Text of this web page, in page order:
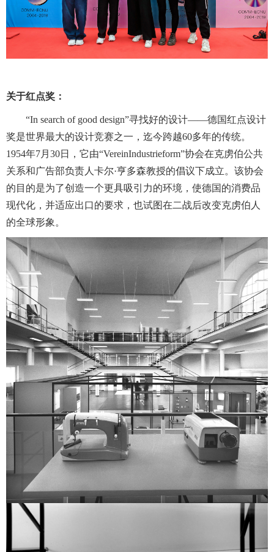
关于红点奖：
“In search of good design”寻找好的设计——德国红点设计
奖是世界最大的设计竞赛之一，迄今跨越60多年的传统。
1954年7月30日，它由“VereinIndustrieform”协会在克虏伯公共
关系和广告部负责人卡尔·亨多森教授的倡议下成立。该协会
的目的是为了创造一个更具吸引力的环境，使德国的消费品
现代化，并适应出口的要求，也试图在二战后改变克虏伯人
的全球形象。